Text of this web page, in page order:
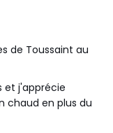
de Toussaint au
et j'apprécie
chaud en plus du